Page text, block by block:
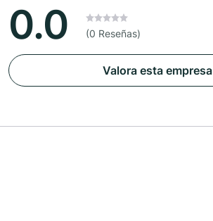
0.0 (0 Reseñas)
Valora esta empresa